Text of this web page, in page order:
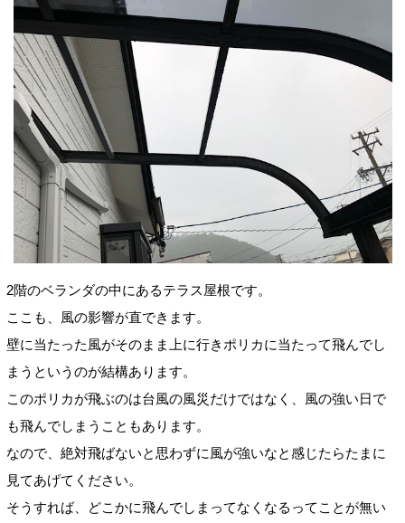
2階のベランダの中にあるテラス屋根です。
ここも、風の影響が直できます。
壁に当たった風がそのまま上に行きポリカに当たって飛んでし
まうというのが結構あります。
このポリカが飛ぶのは台風の風災だけではなく、風の強い日で
も飛んでしまうこともあります。
なので、絶対飛ばないと思わずに風が強いなと感じたらたまに
見てあげてください。
そうすれば、どこかに飛んでしまってなくなるってことが無い